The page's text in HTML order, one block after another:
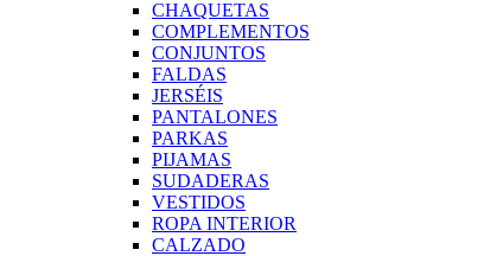
CHAQUETAS
COMPLEMENTOS
CONJUNTOS
FALDAS
JERSÉIS
PANTALONES
PARKAS
PIJAMAS
SUDADERAS
VESTIDOS
ROPA INTERIOR
CALZADO